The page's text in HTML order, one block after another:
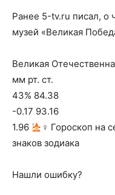
Ранее 5-tv.ru писал, о
музей «Великая
Великая
мм рт. ст.
43% 84.38
-0.17 93.16
1.96
‍♀ Гороскоп на
знаков зодиака
Нашли ошибку?